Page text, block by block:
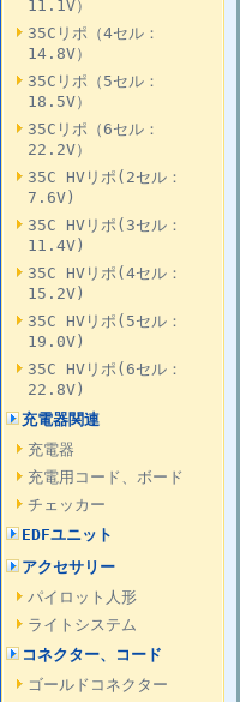
11.1V）
35Cリポ（4セル：
14.8V）
35Cリポ（5セル：
18.5V）
35Cリポ（6セル：
22.2V）
35C HVリポ(2セル：
7.6V)
35C HVリポ(3セル：
11.4V)
35C HVリポ(4セル：
15.2V)
35C HVリポ(5セル：
19.0V)
35C HVリポ(6セル：
22.8V)
充電器関連
充電器
充電用コード、ボード
チェッカー
EDFユニット
アクセサリー
パイロット人形
ライトシステム
コネクター、コード
ゴールドコネクター